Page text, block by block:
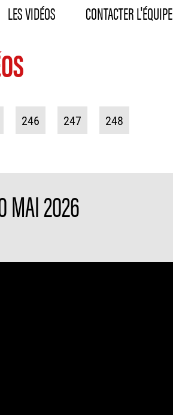
LES VIDÉOS CONTACTER L'ÉQUIPE
246 247 248
MAI 2026